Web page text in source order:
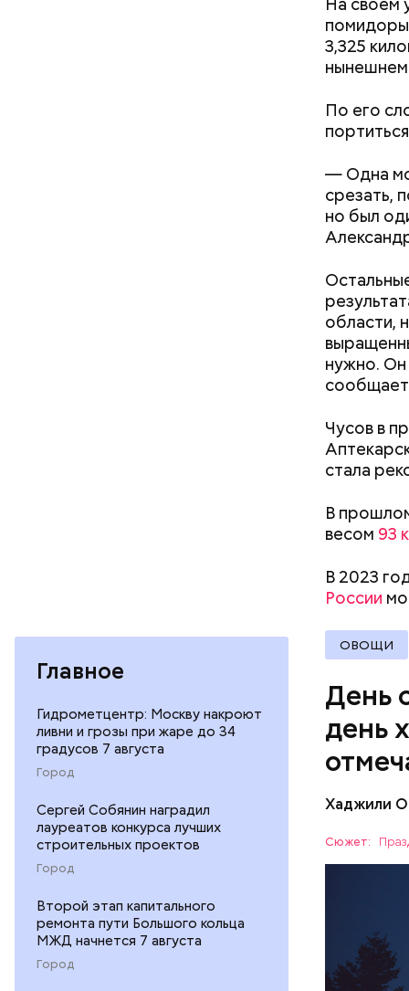
Главное
Гидрометцентр: Москву накроют
ливни и грозы при жаре до 34
градусов 7 августа
Город
Сергей Собянин наградил
лауреатов конкурса лучших
строительных проектов
Город
Второй этап капитального
ремонта пути Большого кольца
МЖД начнется 7 августа
Город
3,325
нынешнем
По его
— Одна
срезать,
но был
области,
нужно. Он
сообщает
Чусов в
стала
В
весом 93
В 2023
России
ОВОЩИ
День
день
Хаджили
Сюжет:
День
любители
ЕДА
—
Копылов.